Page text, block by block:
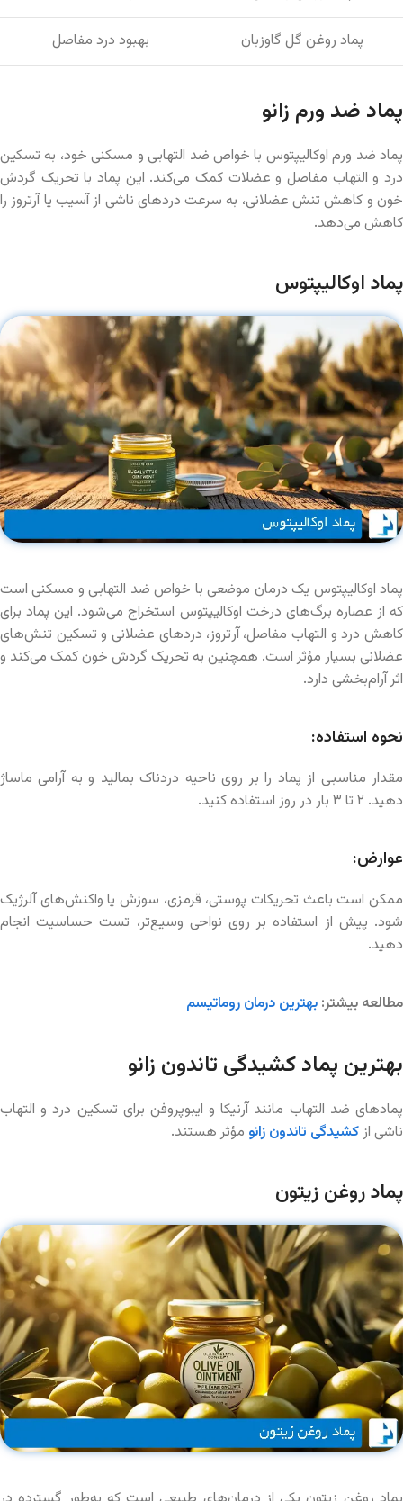
پماد روغن گل گاوزبان بهبود درد مفاصل
پماد ضد ورم زانو
پماد ضد ورم اوکالیپتوس با خواص ضد التهابی و مسکنی خود، به تسکین
درد و التهاب مفاصل و عضلات کمک می‌کند. این پماد با تحریک گردش
خون و کاهش تنش عضلانی، به سرعت دردهای ناشی از آسیب یا آرتروز را
کاهش می‌دهد.
پماد اوکالیپتوس
پماد اوکالیپتوس یک درمان موضعی با خواص ضد التهابی و مسکنی است
که از عصاره برگ‌های درخت اوکالیپتوس استخراج می‌شود. این پماد برای
کاهش درد و التهاب مفاصل، آرتروز، دردهای عضلانی و تسکین تنش‌های
عضلانی بسیار مؤثر است. همچنین به تحریک گردش خون کمک می‌کند و
اثر آرام‌بخشی دارد.
نحوه استفاده:
مقدار مناسبی از پماد را بر روی ناحیه دردناک بمالید و به آرامی ماساژ
دهید. ۲ تا ۳ بار در روز استفاده کنید.
عوارض:
ممکن است باعث تحریکات پوستی، قرمزی، سوزش یا واکنش‌های آلرژیک
شود. پیش از استفاده بر روی نواحی وسیع‌تر، تست حساسیت انجام
دهید.
مطالعه بیشتر: بهترین درمان روماتیسم
بهترین پماد کشیدگی تاندون زانو
پمادهای ضد التهاب مانند آرنیکا و ایبوپروفن برای تسکین درد و التهاب
ناشی از کشیدگی تاندون زانو مؤثر هستند.
پماد روغن زیتون